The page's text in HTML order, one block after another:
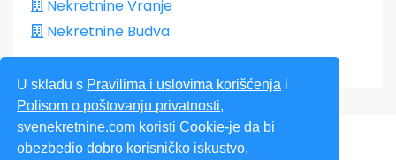
U skladu s Pravilima i uslovima korišćenja i
Polisom o poštovanju privatnosti,
svenekretnine.com koristi Cookie-je da bi
obezbedio dobro korisničko iskustvo,
Nekretnine Vranje
Nekretnine Budva